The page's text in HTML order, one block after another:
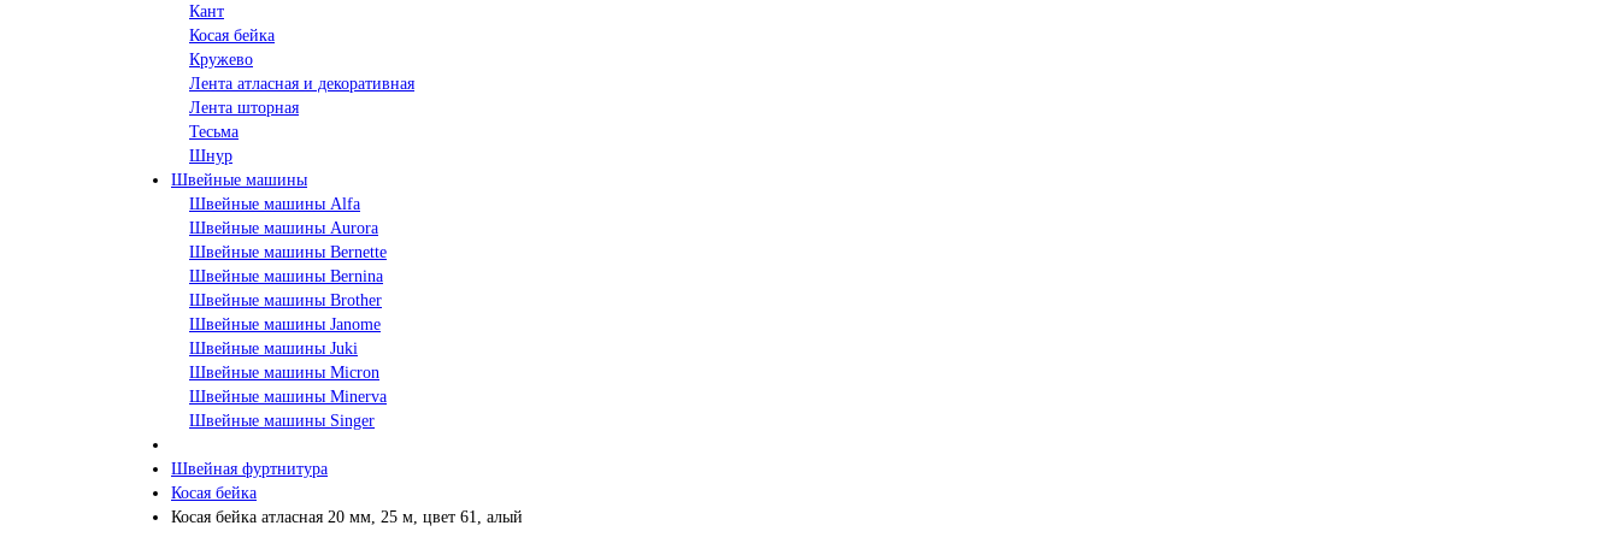
Кант
Косая бейка
Кружево
Лента aтласная и декоративная
Лента шторная
Тесьма
Шнур
Швейные машины
Швейные машины Alfa
Швейные машины Aurora
Швейные машины Bernette
Швейные машины Bernina
Швейные машины Brother
Швейные машины Janome
Швейные машины Juki
Швейные машины Micron
Швейные машины Minerva
Швейные машины Singer
Швейная фуртнитура
Косая бейка
Косая бейка атласная 20 мм, 25 м, цвет 61, алый